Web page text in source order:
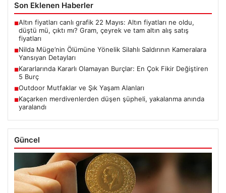
Son Eklenen Haberler
■Altın fiyatları canlı grafik 22 Mayıs: Altın fiyatları ne oldu,
düştü mü, çıktı mı? Gram, çeyrek ve tam altın alış satış
fiyatları
■Nilda Müge’nin Ölümüne Yönelik Silahlı Saldırının Kameralara
Yansıyan Detayları
■Kararlarında Kararlı Olamayan Burçlar: En Çok Fikir Değiştiren
5 Burç
■Outdoor Mutfaklar ve Şık Yaşam Alanları
■Kaçarken merdivenlerden düşen şüpheli, yakalanma anında
yaralandı
Güncel